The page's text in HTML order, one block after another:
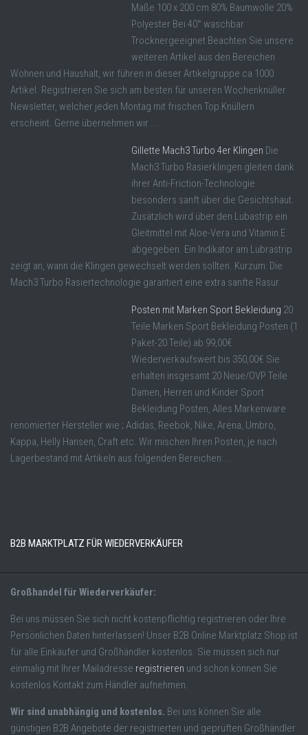
Maße 100 x 200 cm 80% Baumwolle 20%
Polyester Bei 40° waschbar
Trocknergeeignet Beachten Sie unsere
weiteren Artikel aus den Bereichen
Wohnen und Haushalt, wir führen in dieser Artikelgruppe ca 1000
Artikel. Registrieren Sie sich am besten für unseren Wochenknüller
Newsletter, welcher jeden Montag mit frischen Top Knüllern
erscheint. Gerne übernehmen wir ...
Gillette Mach3 Turbo 4er Klingen Die
Mach3 Turbo Rasierklingen gleiten dank
ihrer Anti-Friction-Technologie
besonders sanft über die Gesichtshaut.
Zusätzlich wird über den Lubastrip ein
Gleitmittel mit Aloe-Vera und Vitamin E
abgegeben. Ein Indikator am Lubrastrip
zeigt an, wann die Klingen gewechselt werden sollten. Kurzum: Die
Mach3 Turbo Rasiertechnologie garantiert eine extra sanfte Rasur.
Posten mit Marken Sport Bekleidung 20
Teile Marken Sport Bekleidung Posten (1
Paket-20 Teile) ab 99,00€
Wiederverkaufswert bis 350,00€ Sie
erhalten insgesamt 20 Neue/OVP Teile
Damen, Herren und Kinder Sport
Bekleidung Posten, Alles Markenware
renomierter Hersteller wie ; Adidas, Reebok, Nike, Arena, Umbro,
Kappa, Helly Hansen, Craft etc. Wir mischen Ihren Posten, je nach
Lagerbestand mit Artikeln aus folgenden Bereichen: ...
B2B MARKTPLATZ FÜR WIEDERVERKÄUFER
Großhandel für Wiederverkäufer:
Bei uns müssen Sie sich nicht kostenpflichtig registrieren oder Ihre
Persönlichen Daten hinterlassen! Unser B2B Online Marktplatz Shop ist
für alle Einkäufer und Großhändler kostenlos. Sie müssen sich nur
einmalig mit Ihrer Mailadresse registrieren und schon können Sie
kostenlos Kontakt zum Händler aufnehmen.
Wir sind unabhängig und kostenlos. Bei uns können Sie alle
günstigen B2B Angebote der registrierten und geprüften Großhändler